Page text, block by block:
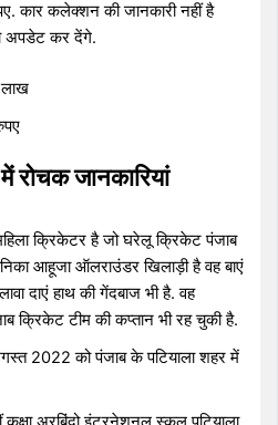
कार कलेक्शन की जानकारी नहीं है
अपडेट कर देंगे.
रोचक जानकारियां
क्रिकेटर है जो घरेलू क्रिकेट पंजाब
आहूजा ऑलराउंडर खिलाड़ी है वह बाएं
दाएं हाथ की गेंदबाज भी है. वह
टीम की कप्तान भी रह चुकी है.
2022 को पंजाब के पटियाला शहर में